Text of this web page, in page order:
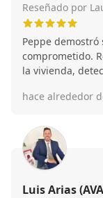
Reseñado por
Peppe
comprometido.
la vivienda,
contratiempos.
hace alrededor
Luis Arias